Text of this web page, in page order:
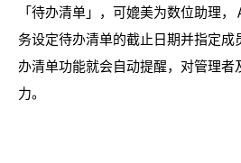
「待办清单」，可媲美为数位助理
务设定待办清单的截止日期并指定
办清单功能就会自动提醒，对管理者
力。